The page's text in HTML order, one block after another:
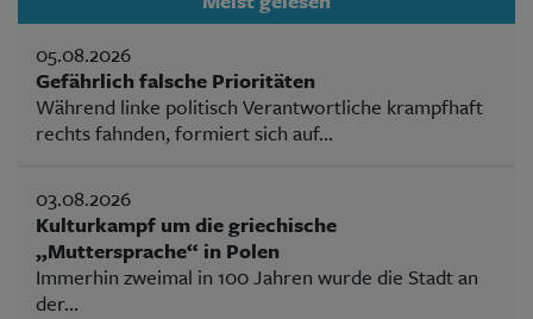
05.08.2026
Gefährlich falsche Prioritäten
Während linke politisch Verantwortliche krampfhaft
rechts fahnden, formiert sich auf...
03.08.2026
Kulturkampf um die griechische
„Muttersprache“ in Polen
Immerhin zweimal in 100 Jahren wurde die Stadt an
der...